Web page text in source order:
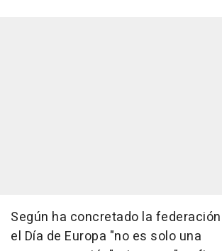
Según ha concretado la
el Día de Europa "no es solo una